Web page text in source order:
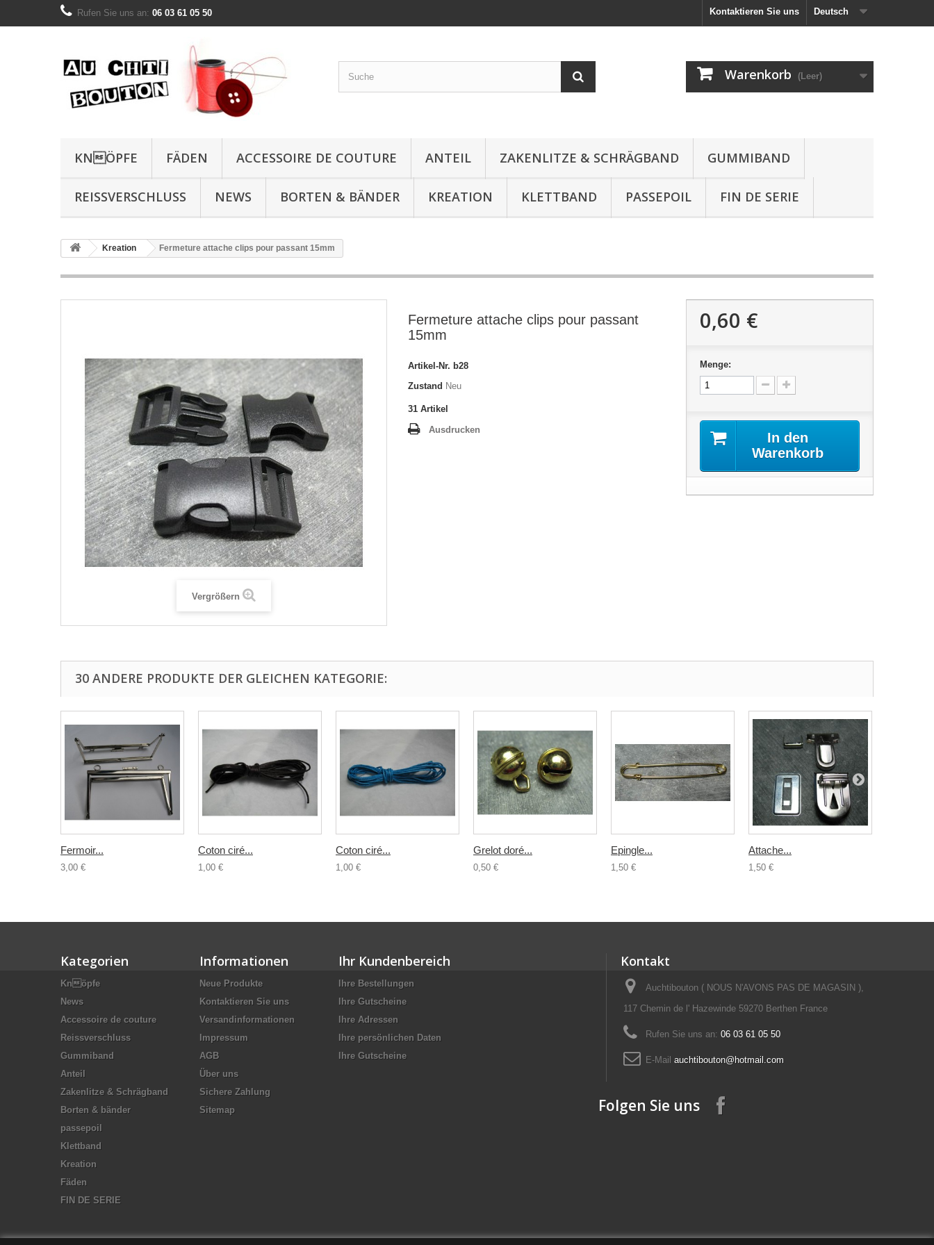
Deutsch
Kontaktieren Sie uns
Rufen Sie uns an: 06 03 61 05 50
Warenkorb (Leer)
KNÖPFE FÄDEN ACCESSOIRE DE COUTURE ANTEIL ZAKENLITZE & SCHRÄGBAND GUMMIBAND
REISSVERSCHLUSS NEWS BORTEN & BÄNDER KREATION KLETTBAND PASSEPOIL FIN DE SERIE
Kreation Fermeture attache clips pour passant 15mm
Vergrößern
Fermeture attache clips pour passant
15mm
Artikel-Nr. b28
Zustand Neu
31 Artikel
Ausdrucken
0,60 €
Menge:
In den
Warenkorb
30 ANDERE PRODUKTE DER GLEICHEN KATEGORIE:
Fermoir...
3,00 €
Coton ciré...
1,00 €
Coton ciré...
1,00 €
Grelot doré...
0,50 €
Epingle...
1,50 €
Attache...
1,50 €
Kategorien
Knöpfe
News
Accessoire de couture
Reissverschluss
Gummiband
Anteil
Zakenlitze & Schrägband
Borten & bänder
passepoil
Klettband
Kreation
Fäden
FIN DE SERIE
Informationen
Neue Produkte
Kontaktieren Sie uns
Versandinformationen
Impressum
AGB
Über uns
Sichere Zahlung
Sitemap
Ihr Kundenbereich
Ihre Bestellungen
Ihre Gutscheine
Ihre Adressen
Ihre persönlichen Daten
Ihre Gutscheine
Kontakt
Auchtibouton ( NOUS N'AVONS PAS DE MAGASIN ),
117 Chemin de l' Hazewinde 59270 Berthen France
Rufen Sie uns an: 06 03 61 05 50
E-Mail auchtibouton@hotmail.com
Folgen Sie uns